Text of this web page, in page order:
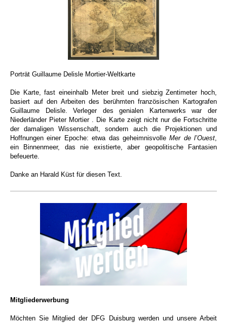
Porträt Guillaume Delisle Mortier-Weltkarte
Die Karte, fast eineinhalb Meter breit und siebzig Zentimeter hoch,
basiert auf den Arbeiten des berühmten französischen Kartografen
Guillaume Delisle. Verleger des genialen Kartenwerks war der
Niederländer Pieter Mortier . Die Karte zeigt nicht nur die Fortschritte
der damaligen Wissenschaft, sondern auch die Projektionen und
Hoffnungen einer Epoche: etwa das geheimnisvolleMer de l’Ouest,
ein Binnenmeer, das nie existierte, aber geopolitische Fantasien
befeuerte.
Danke an Harald Küst für diesen Text.
Mitgliederwerbung
Möchten Sie Mitglied der DFG Duisburg werden und unsere Arbeit